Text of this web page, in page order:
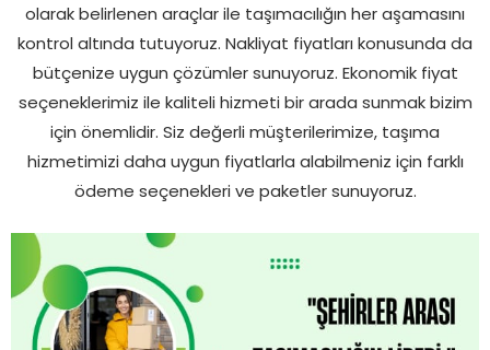
olarak belirlenen araçlar ile taşımacılığın her aşamasını
kontrol altında tutuyoruz. Nakliyat fiyatları konusunda da
bütçenize uygun çözümler sunuyoruz. Ekonomik fiyat
seçeneklerimiz ile kaliteli hizmeti bir arada sunmak bizim
için önemlidir. Siz değerli müşterilerimize, taşıma
hizmetimizi daha uygun fiyatlarla alabilmeniz için farklı
ödeme seçenekleri ve paketler sunuyoruz.